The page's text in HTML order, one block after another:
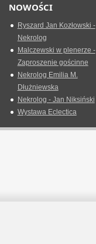
NOWOŚCI
Ryszard Jan Kozłowski -
Nekrolog
Malczewski w plenerze -
Zaproszenie gościnne
Nekrolog Emilia M.
Dłużniewska
Nekrolog - Jan Niksiński
Wystawa Eclectica